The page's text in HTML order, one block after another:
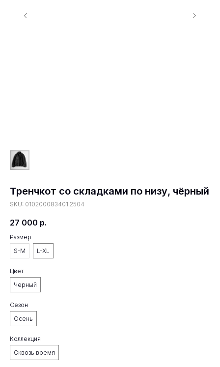
Тренчкот со складками по низу, чёрный
SKU: 010200083401.2504
27 000 р.
Размер
S-M
L-XL
Цвет
Черный
Сезон
Осень
Коллекция
Сквозь время